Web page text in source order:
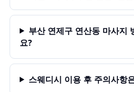
부산 연제구 연산동 마사지
요?
스웨디시 이용 후 주의사항